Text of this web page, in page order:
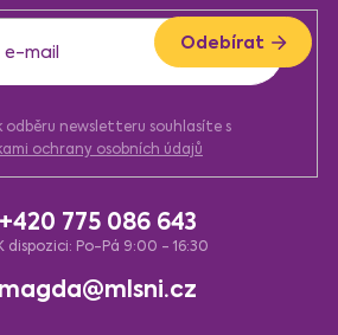
odběru newsletteru souhlasíte s
ochrany osobních údajů
Odebírat
+420 775 086 643
dispozici: Po-Pá 9:00 - 16:30
magda@mlsni.cz